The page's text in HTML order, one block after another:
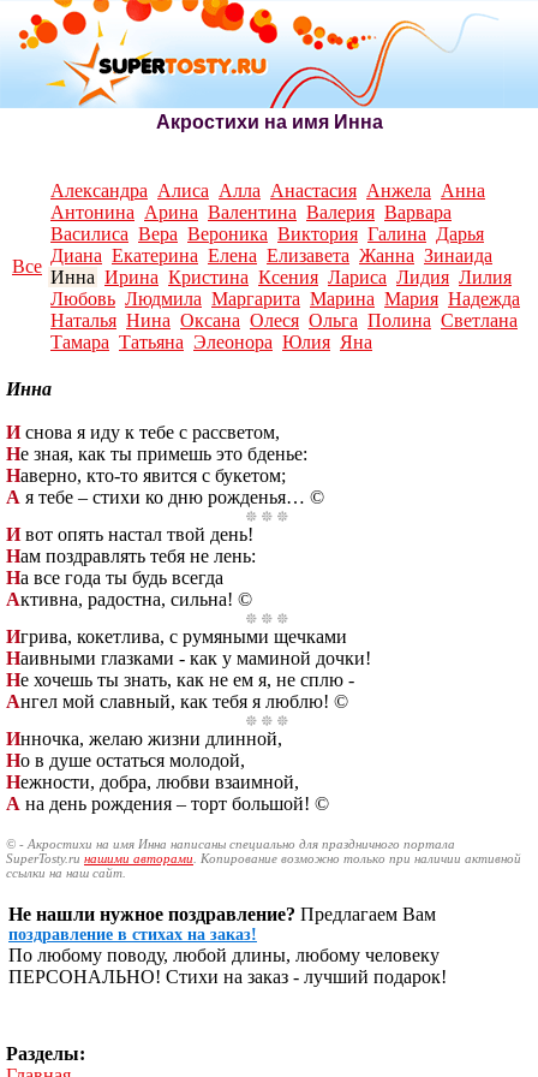
Акростихи на имя Инна
Все
Александра Алиса Алла Анастасия Анжела Анна
Антонина Арина Валентина Валерия Варвара
Василиса Вера Вероника Виктория Галина Дарья
Диана Екатерина Елена Елизавета Жанна Зинаида
Инна Ирина Кристина Ксения Лариса Лидия Лилия
Любовь Людмила Маргарита Марина Мария Надежда
Наталья Нина Оксана Олеся Ольга Полина Светлана
Тамара Татьяна Элеонора Юлия Яна
Инна
Иснова я иду к тебе с рассветом,
Не зная, как ты примешь это бденье:
Наверно, кто-то явится с букетом;
А я тебе – стихи ко дню рожденья… ©
Ивот опять настал твой день!
Нам поздравлять тебя не лень:
На все года ты будь всегда
Активна, радостна, сильна! ©
Игрива, кокетлива, с румяными щечками
Наивными глазками - как у маминой дочки!
Не хочешь ты знать, как не ем я, не сплю -
Ангел мой славный, как тебя я люблю! ©
Инночка, желаю жизни длинной,
Но в душе остаться молодой,
Нежности, добра, любви взаимной,
А на день рождения – торт большой! ©
© - Акростихи на имя Инна написаны специально для праздничного портала
SuperTosty.ru нашими авторами . Копирование возможно только при наличии активной
ссылки на наш сайт.
Не нашли нужное поздравление? Предлагаем Вам
поздравление в стихах на заказ!
По любому поводу, любой длины, любому человеку
ПЕРСОНАЛЬНО! Стихи на заказ - лучший подарок!
Разделы: